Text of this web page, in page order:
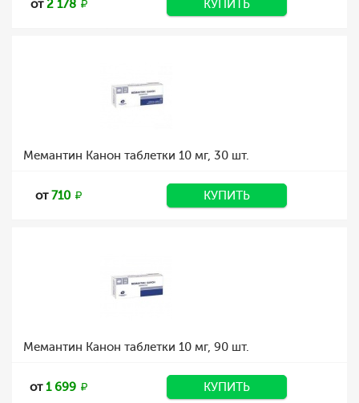
от2 178 КУПИТЬ
Мемантин Канон таблетки 10 мг, 30 шт.
от710 КУПИТЬ
Мемантин Канон таблетки 10 мг, 90 шт.
от1 699 КУПИТЬ